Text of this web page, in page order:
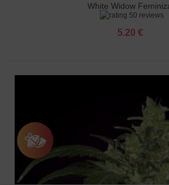
White Widow
50 reviews
5.20 €